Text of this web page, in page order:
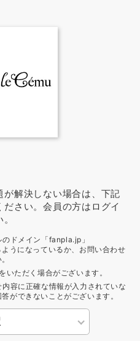
解決しない場合は、下記
さい。会員の方はログイ
ドメイン「fanpla.jp」
うになっているか、お問い合わせ
いただく場合がございます。
容に正確な情報が入力されていな
ができないことがございます。